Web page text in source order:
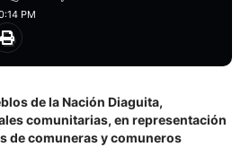
PM
de la Nación Diaguita,
comunitarias, en representación
de comuneras y comuneros